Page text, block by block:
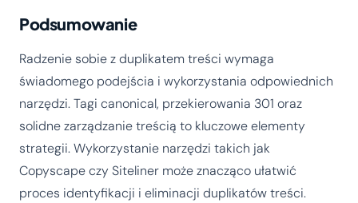
Podsumowanie
Radzenie sobie z duplikatem treści wymaga
świadomego podejścia i wykorzystania odpowiednich
narzędzi. Tagi canonical, przekierowania 301 oraz
solidne zarządzanie treścią to kluczowe elementy
strategii. Wykorzystanie narzędzi takich jak
Copyscape czy Siteliner może znacząco ułatwić
proces identyfikacji i eliminacji duplikatów treści.